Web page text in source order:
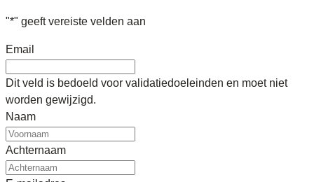
"*" geeft vereiste velden aan
Email
Dit veld is bedoeld voor validatiedoeleinden en moet niet
worden gewijzigd.
Naam
Achternaam